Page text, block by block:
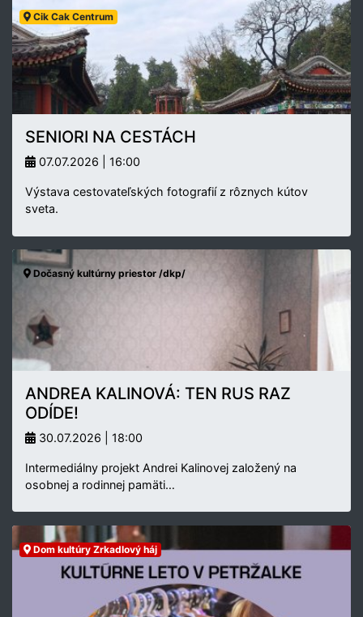
Cik Cak Centrum
SENIORI NA CESTÁCH
07.07.2026 | 16:00
Výstava cestovateľských fotografií z rôznych kútov
sveta.
Dočasný kultúrny priestor /dkp/
ANDREA KALINOVÁ: TEN RUS RAZ
ODÍDE!
30.07.2026 | 18:00
Intermediálny projekt Andrei Kalinovej založený na
osobnej a rodinnej pamäti…
Dom kultúry Zrkadlový háj